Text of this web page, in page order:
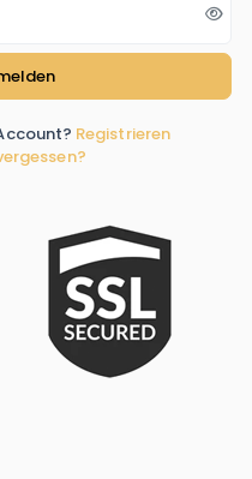
Registrieren